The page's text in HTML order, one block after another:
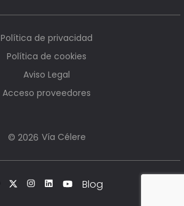
© 2026 Vía Célere
Política de privacidad
Política de cookies
Aviso Legal
Acceso proveedores
Blog